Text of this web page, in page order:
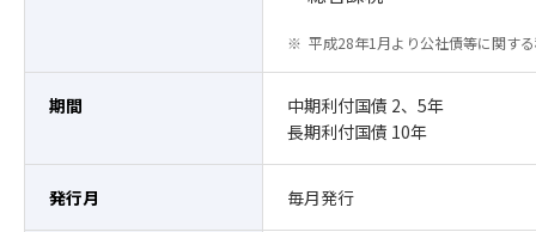
平成28年1月より公社債等に関す
期間
中期利付国債 2、5年
長期利付国債 10年
発行月 毎月発行